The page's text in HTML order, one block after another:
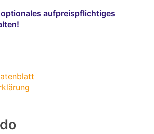
aufpreispflichtiges